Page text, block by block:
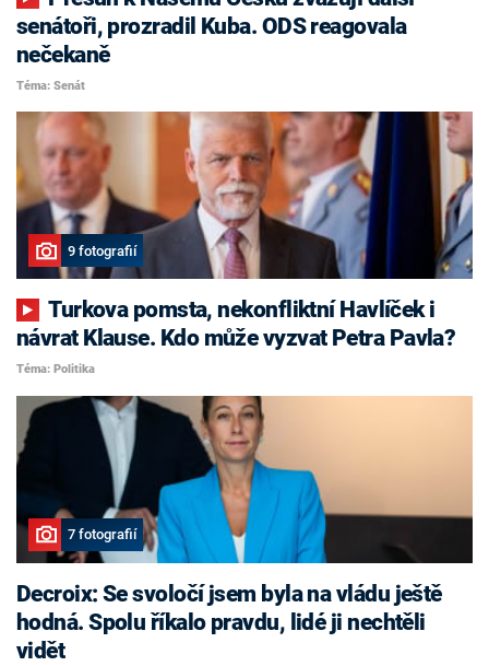
senátoři, prozradil Kuba. ODS reagovala
nečekaně
Téma: Senát
9 fotografií
Turkova pomsta, nekonfliktní Havlíček i
návrat Klause. Kdo může vyzvat Petra Pavla?
Téma: Politika
7 fotografií
Decroix: Se svoločí jsem byla na vládu ještě
hodná. Spolu říkalo pravdu, lidé ji nechtěli
vidět